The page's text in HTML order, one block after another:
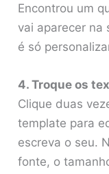
Encontrou um
vai aparecer na
é só
4. Troque os
Clique duas
template para
escreva o seu.
fonte, o